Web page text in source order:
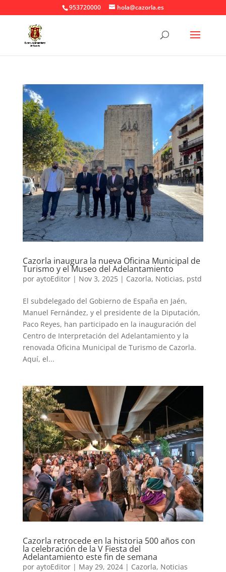
953720000 hola@cazorla.es
Cazorla inaugura la nueva Oficina Municipal de
Turismo y el Museo del Adelantamiento
por aytoEditor| Nov 3, 2025| Cazorla, Noticias, pstd
El subdelegado del Gobierno de España en Jaén,
Manuel Fernández, y el presidente de la Diputación,
Paco Reyes, han participado en la inauguración del
Centro de Interpretación del Adelantamiento y la
renovada Oficina Municipal de Turismo de Cazorla.
Aquí, el...
Cazorla retrocede en la historia 500 años con
la celebración de la V Fiesta del
Adelantamiento este fin de semana
por aytoEditor| May 29, 2024| Cazorla, Noticias